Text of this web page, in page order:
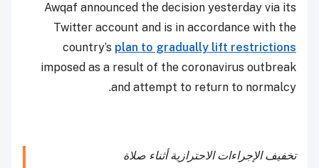
Awqaf announced the decision yesterday via its
Twitter account and is in accordance with the
country’s plan to gradually lift restrictions
imposed as a result of the coronavirus outbreak
and attempt to return to normalcy.
تخفيف الإجراءات الاحترازية أثناء صلاة